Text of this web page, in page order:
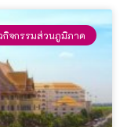
กิจกรรมส่วนภูมิภาค